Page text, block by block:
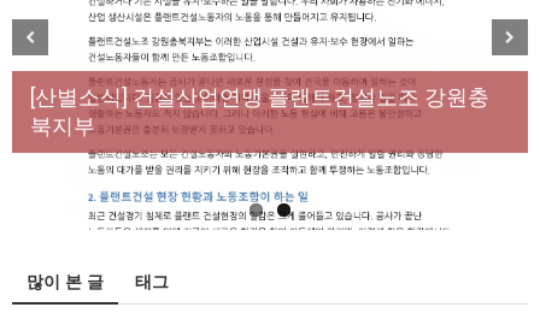
[성명] 막을 수 있었던 죽음, HL만도가 책임져라 : 청
년노동자 사망사고의 철저한 진상규명과 재발방지
대책 마련하라
[산별소식] 건설산업연맹 플랜트건설노조 강원충
북지부
Previous Next
많이 본 글 태그